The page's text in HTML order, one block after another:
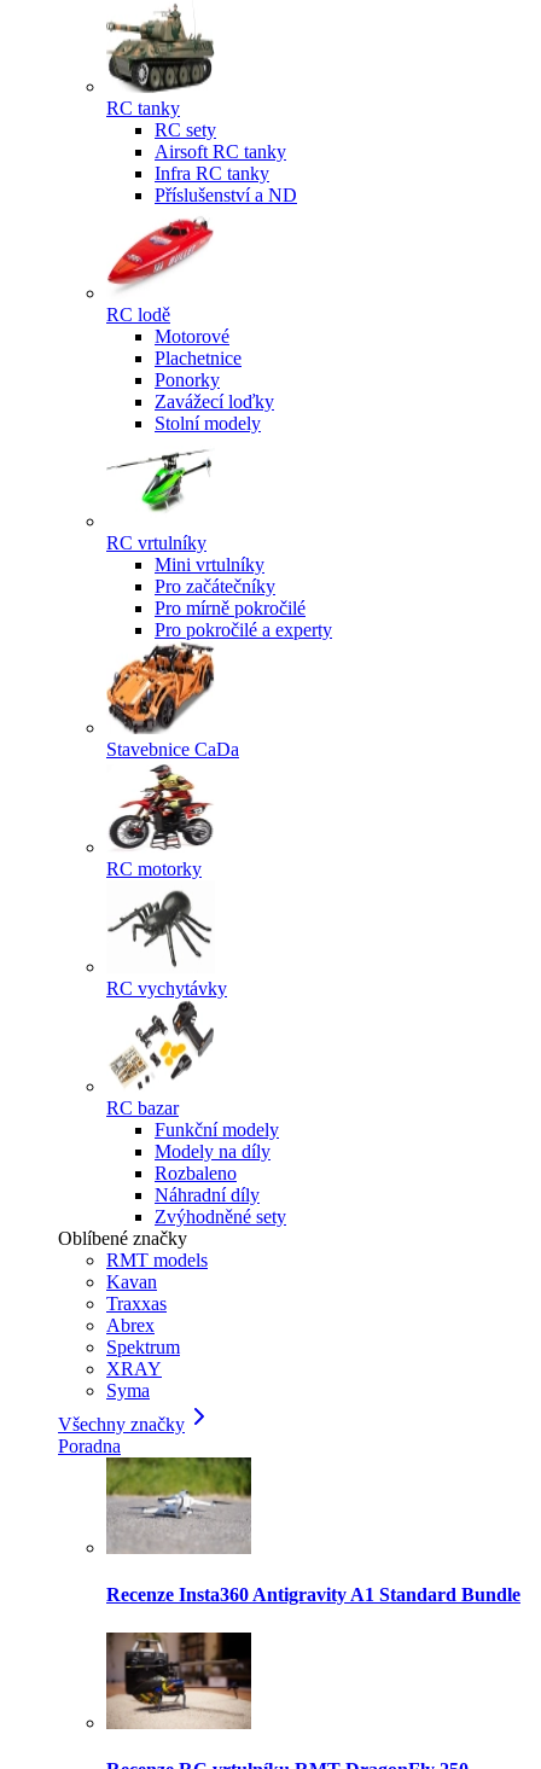
RC tanky
RC sety
Airsoft RC tanky
Infra RC tanky
Příslušenství a ND
RC lodě
Motorové
Plachetnice
Ponorky
Zavážecí loďky
Stolní modely
RC vrtulníky
Mini vrtulníky
Pro začátečníky
Pro mírně pokročilé
Pro pokročilé a experty
Stavebnice CaDa
RC motorky
RC vychytávky
RC bazar
Funkční modely
Modely na díly
Rozbaleno
Náhradní díly
Zvýhodněné sety
Oblíbené značky
RMT models
Kavan
Traxxas
Abrex
Spektrum
XRAY
Syma
Všechny značky
Poradna
Recenze Insta360 Antigravity A1 Standard Bundle